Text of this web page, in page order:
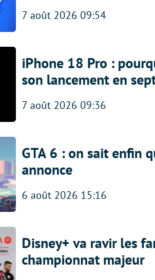
7 août 2026 09:54
iPhone 18 Pro :
son lancement en
7 août 2026 09:36
GTA 6 : on sait enfin
annonce
6 août 2026 15:16
Disney+ va ravir les
championnat majeur